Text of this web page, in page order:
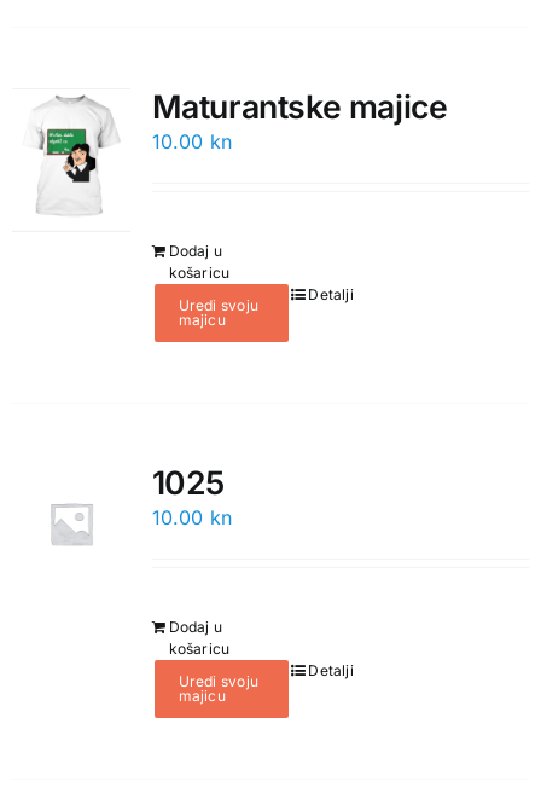
Maturantske majice
10.00 kn
Dodaj u
košaricu
Uredi svoju
majicu
Detalji
1025
10.00 kn
Dodaj u
košaricu
Uredi svoju
majicu
Detalji